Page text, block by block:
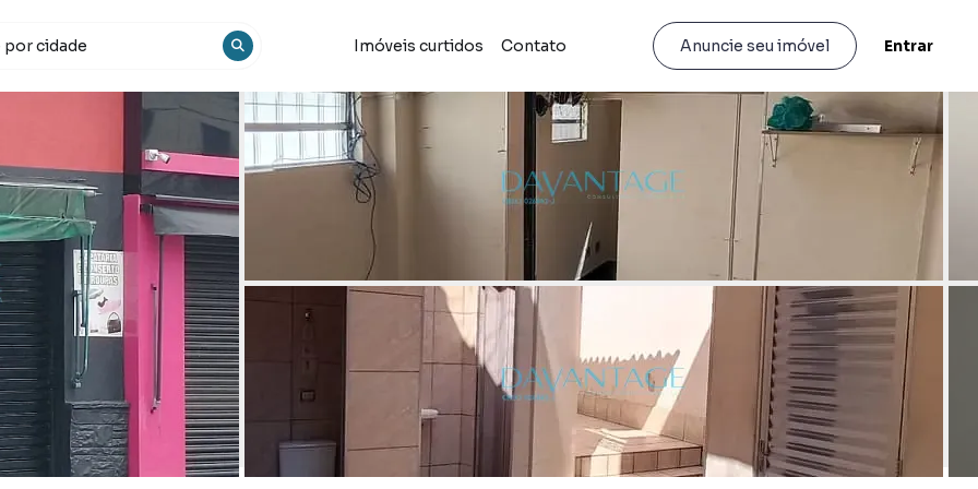
Imóveis curtidos Contato Anuncie seu imóvel Entrar